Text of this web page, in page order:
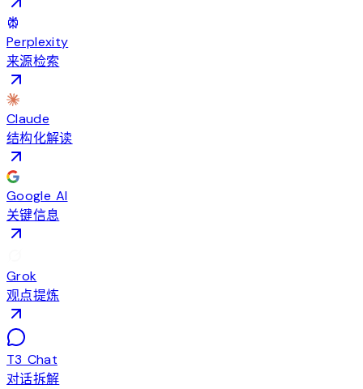
Perplexity
来源检索
Claude
结构化解读
Google AI
关键信息
Grok
观点提炼
T3 Chat
对话拆解